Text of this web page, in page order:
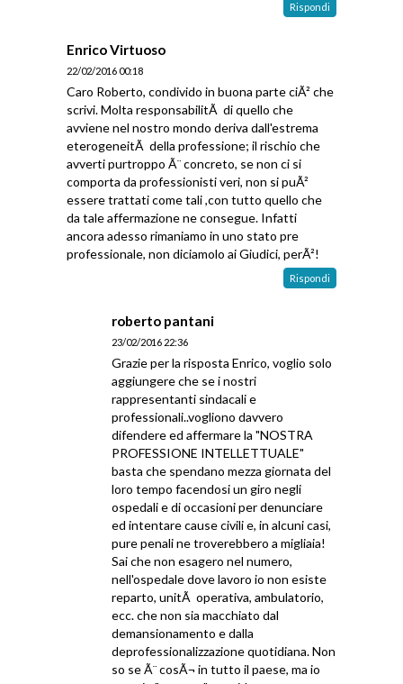
Rispondi
Enrico Virtuoso
22/02/2016 00:18
Caro Roberto, condivido in buona parte ciÃ² che
scrivi. Molta responsabilitÃ di quello che
avviene nel nostro mondo deriva dall'estrema
eterogeneitÃ della professione; il rischio che
avverti purtroppo Ã¨ concreto, se non ci si
comporta da professionisti veri, non si puÃ²
essere trattati come tali ,con tutto quello che
da tale affermazione ne consegue. Infatti
ancora adesso rimaniamo in uno stato pre
professionale, non diciamolo ai Giudici, perÃ²!
Rispondi
roberto pantani
23/02/2016 22:36
Grazie per la risposta Enrico, voglio solo
aggiungere che se i nostri
rappresentanti sindacali e
professionali..vogliono davvero
difendere ed affermare la "NOSTRA
PROFESSIONE INTELLETTUALE"
basta che spendano mezza giornata del
loro tempo facendosi un giro negli
ospedali e di occasioni per denunciare
ed intentare cause civili e, in alcuni casi,
pure penali ne troverebbero a migliaia!
Sai che non esagero nel numero,
nell'ospedale dove lavoro io non esiste
reparto, unitÃ operativa, ambulatorio,
ecc. che non sia macchiato dal
demansionamento e dalla
deprofessionalizzazione quotidiana. Non
so se Ã¨ cosÃ¬ in tutto il paese, ma io